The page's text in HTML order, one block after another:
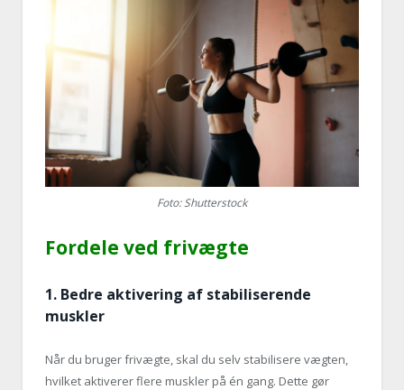
Foto: Shutterstock
Fordele ved frivægte
1. Bedre aktivering af stabiliserende
muskler
Når du bruger frivægte, skal du selv stabilisere vægten,
hvilket aktiverer flere muskler på én gang. Dette gør